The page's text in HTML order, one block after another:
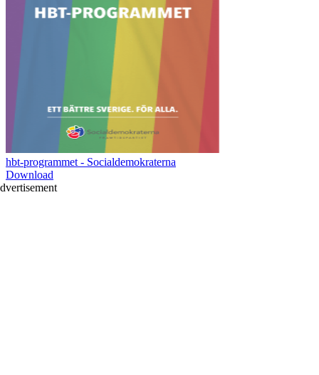
hbt-programmet - Socialdemokraterna
Download